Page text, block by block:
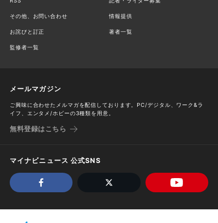
その他、お問い合わせ 情報提供
お詫びと訂正 著者一覧
監修者一覧
メールマガジン
ご興味に合わせたメルマガを配信しております。PC/デジタル、ワーク&ラ
イフ、エンタメ/ホビーの3種類を用意。
無料登録はこちら
マイナビニュース 公式SNS